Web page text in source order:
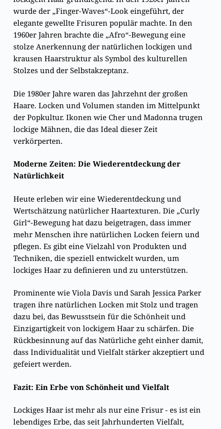
wurde der „Finger-Waves“-Look eingeführt, der
elegante gewellte Frisuren populär machte. In den
1960er Jahren brachte die „Afro“-Bewegung eine
stolze Anerkennung der natürlichen lockigen und
krausen Haarstruktur als Symbol des kulturellen
Stolzes und der Selbstakzeptanz.
Die 1980er Jahre waren das Jahrzehnt der großen
Haare. Locken und Volumen standen im Mittelpunkt
der Popkultur. Ikonen wie Cher und Madonna trugen
lockige Mähnen, die das Ideal dieser Zeit
verkörperten.
Moderne Zeiten: Die Wiederentdeckung der
Natürlichkeit
Heute erleben wir eine Wiederentdeckung und
Wertschätzung natürlicher Haartexturen. Die „Curly
Girl“-Bewegung hat dazu beigetragen, dass immer
mehr Menschen ihre natürlichen Locken feiern und
pflegen. Es gibt eine Vielzahl von Produkten und
Techniken, die speziell entwickelt wurden, um
lockiges Haar zu definieren und zu unterstützen.
Prominente wie Viola Davis und Sarah Jessica Parker
tragen ihre natürlichen Locken mit Stolz und tragen
dazu bei, das Bewusstsein für die Schönheit und
Einzigartigkeit von lockigem Haar zu schärfen. Die
Rückbesinnung auf das Natürliche geht einher damit,
dass Individualität und Vielfalt stärker akzeptiert und
gefeiert werden.
Fazit: Ein Erbe von Schönheit und Vielfalt
Lockiges Haar ist mehr als nur eine Frisur - es ist ein
lebendiges Erbe, das seit Jahrhunderten Vielfalt,